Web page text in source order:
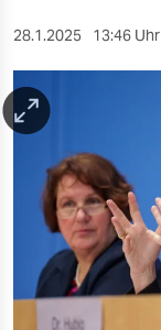
berlin
nord
wahrheit
verlag
verlag
veranstaltungen
shop
28.1.2025 13:46 Uhr